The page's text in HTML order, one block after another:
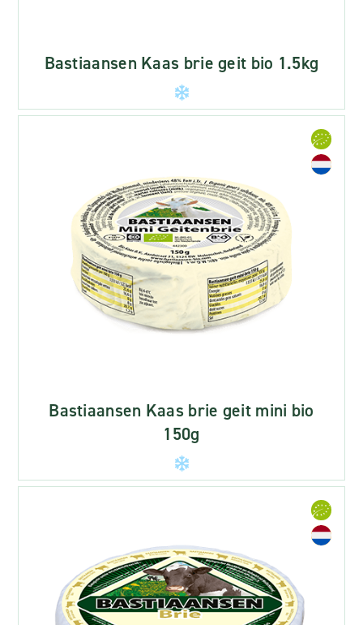
Bastiaansen Kaas brie geit bio 1.5kg
Bastiaansen Kaas brie geit mini bio
150g